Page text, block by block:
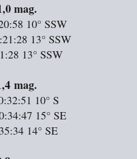
mag.
10° SSW
13° SSW
13° SSW
mag.
10° S
15° SE
14° SE